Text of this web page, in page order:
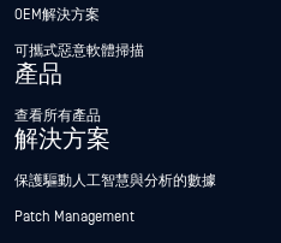
OEM解決方案
可攜式惡意軟體掃描
產品
查看所有產品
解決方案
保護驅動人工智慧與分析的數據
Patch Management